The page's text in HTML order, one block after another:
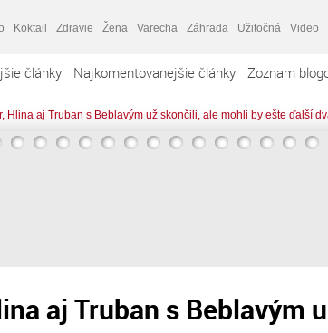
Koktail Zdravie Žena Varecha Záhrada Užitočná Video
články Najkomentovanejšie články Zoznam
Hlina aj Truban s Beblavým už skončili, ale mohli by ešte ďalší
aj Truban s Beblavým